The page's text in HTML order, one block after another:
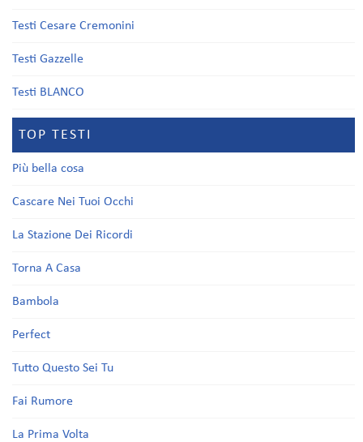
Testi Cesare Cremonini
Testi Gazzelle
Testi BLANCO
TOP TESTI
Più bella cosa
Cascare Nei Tuoi Occhi
La Stazione Dei Ricordi
Torna A Casa
Bambola
Perfect
Tutto Questo Sei Tu
Fai Rumore
La Prima Volta